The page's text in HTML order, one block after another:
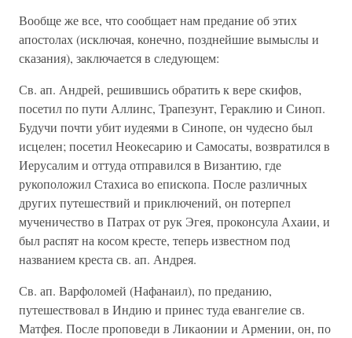
Вообще же все, что сообщает нам предание об этих
апостолах (исключая, конечно, позднейшие вымыслы и
сказания), заключается в следующем:
Св. ап. Андрей, решившись обратить к вере скифов,
посетил по пути Аллинс, Трапезунт, Гераклию и Синоп.
Будучи почти убит иудеями в Синопе, он чудесно был
исцелен; посетил Неокесарию и Самосаты, возвратился в
Иерусалим и оттуда отправился в Византию, где
рукоположил Стахиса во епископа. После различных
других путешествий и приключений, он потерпел
мученичество в Патрах от рук Эгея, проконсула Ахаии, и
был распят на косом кресте, теперь известном под
названием креста св. ап. Андрея.
Св. ап. Варфоломей (Нафанаил), по преданию,
путешествовал в Индию и принес туда евангелие св.
Матфея. После проповеди в Ликаонии и Армении, он, по